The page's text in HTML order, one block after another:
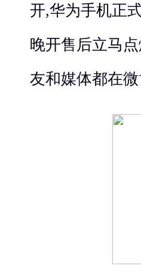
开,华为手机正
晚开售后立马
友和媒体都在